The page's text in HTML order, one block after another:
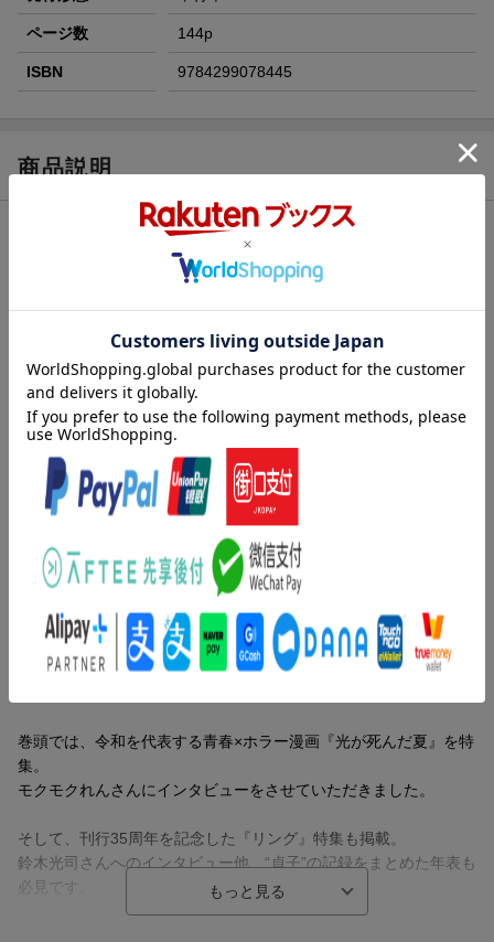
ページ数 144p
ISBN 9784299078445
商品説明
内容紹介（出版社より）
ベスト20の作品を紹介します。
巻頭では、令和を代表する青春×ホラー漫画『光が死んだ夏』を特
集。
モクモクれんさんにインタビューをさせていただきました。
そして、刊行35周年を記念した『リング』特集も掲載。
鈴木光司さんへのインタビュー他、“貞子”の記録をまとめた年表も
三津田信三ほか、人気作家13名による特別エッセイ「私の怖い
話」など、豪華企画も盛りだくさんの充実した一冊です。
内容紹介（JPROより）
『このミス』編集部が贈るホラー小説のランキングブック!
2025年4月〜2026年3月に発売されたホラー小説から、国内・海外
巻頭では、令和を代表する青春×ホラー漫画『光が死んだ夏』を特
集。
モクモクれんさんにインタビューをさせていただきました。
そして、刊行35周年を記念した『リング』特集も掲載。
鈴木光司さんへのインタビュー他、“貞子”の記録をまとめた年表も
必見です。